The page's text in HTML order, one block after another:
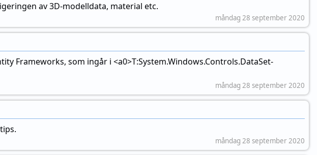
av 3D-modelldata, material etc.
måndag 28 september 2020
Frameworks, som ingår i <a0>T:System.Windows.Controls.DataSet-
måndag 28 september 2020
måndag 28 september 2020